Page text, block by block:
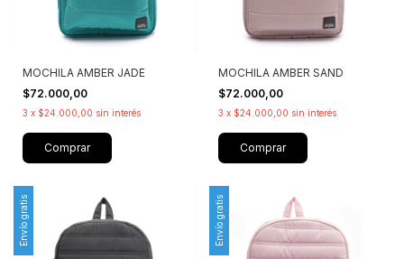
MOCHILA AMBER JADE
$72.000,00
3 x $24.000,00 sin interés
Comprar
MOCHILA AMBER SAND
$72.000,00
3 x $24.000,00 sin interés
Comprar
Envío gratis Envío gratis